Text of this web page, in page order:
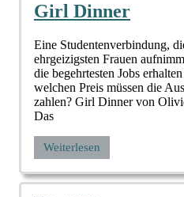
Girl Dinner
Eine Studentenverbindung,
ehrgeizigsten Frauen
die begehrtesten Jobs
welchen Preis müssen die
zahlen? Girl Dinner von
Das
Weiterlesen